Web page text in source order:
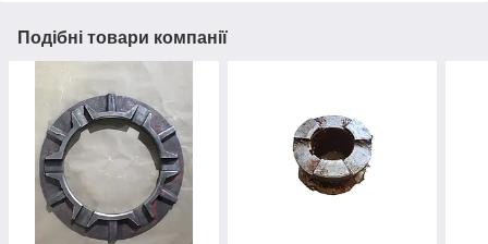
Подібні товари компанії